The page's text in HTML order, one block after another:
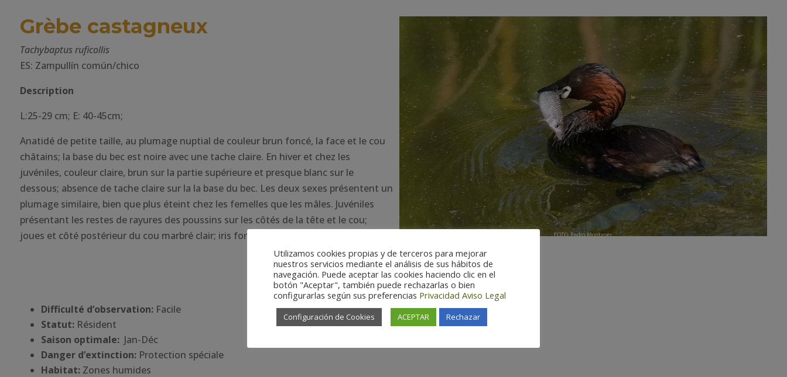
Grèbe castagneux
Tachybaptus ruficollis
ES: Zampullín común/chico
Description
L:25-29 cm; E: 40-45cm;
Anatidé de petite taille, au plumage nuptial de couleur brun foncé, la face et le cou
châtains; la base du bec est noire avec une tache claire. En hiver et chez les
juvéniles, couleur claire, brun sur la partie supérieure et presque blanc sur le
dessous; absence de tache claire sur la la base du bec. Les deux sexes présentent un
plumage similaire, bien que plus éteint chez les femelles que les mâles. Juvéniles
présentant les restes de rayures des poussins sur les côtés de la tête et le cou;
joues et côté postérieur du cou marbré clair; iris foncé.
Difficulté d’observation:Facile
Statut:Résident
Saison optimale:Jan-Déc
Danger d’extinction:Protection spéciale
Habitat:Zones humides
Utilizamos cookies propias y de terceros para mejorar
nuestros servicios mediante el análisis de sus hábitos de
navegación. Puede aceptar las cookies haciendo clic en el
botón "Aceptar", también puede rechazarlas o bien
configurarlas según sus preferencias Privacidad Aviso Legal
Configuración de Cookies ACEPTAR Rechazar